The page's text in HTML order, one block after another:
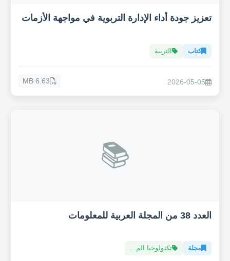
تعزيز جودة أداء الإدارة التربوية في مواجهة الأزمات
كتاب التربية
2026-05-05
6.63 MB
📚
العدد 38 من المجلة العربية للمعلومات
مجلة تكنولوجيا الم...